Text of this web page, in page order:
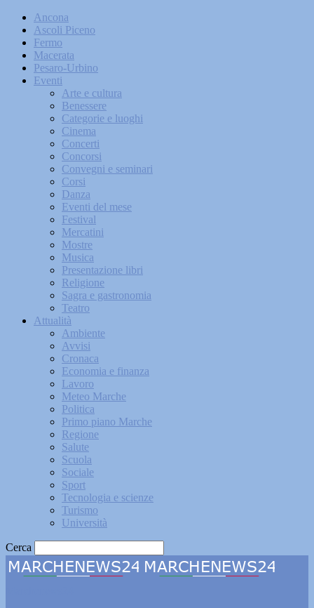
Ancona
Ascoli Piceno
Fermo
Macerata
Pesaro-Urbino
Eventi
Arte e cultura
Benessere
Categorie e luoghi
Cinema
Concerti
Concorsi
Convegni e seminari
Corsi
Danza
Eventi del mese
Festival
Mercatini
Mostre
Musica
Presentazione libri
Religione
Sagra e gastronomia
Teatro
Attualità
Ambiente
Avvisi
Cronaca
Economia e finanza
Lavoro
Meteo Marche
Politica
Primo piano Marche
Regione
Salute
Scuola
Sociale
Sport
Tecnologia e scienze
Turismo
Università
Cerca